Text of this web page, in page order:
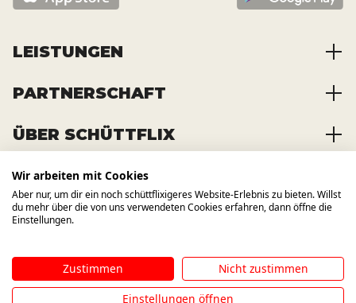
LEISTUNGEN
Baustoffe kaufen
Container mieten
Transporte bestellen
PARTNERSCHAFT
Zusammenarbeit
Registrierung
ÜBER SCHÜTTFLIX
Über das Unternehmen
Offene Stellen
News und Presse
WIR BAUEN AUCH AUF ANDERE
KANÄLE
Impressum Datenschutzbestimmung Hinweisgebersystem
Wir arbeiten mit Cookies
Aber nur, um dir ein noch schüttflixigeres Website-Erlebnis zu bieten. Willst
du mehr über die von uns verwendeten Cookies erfahren, dann öffne die
Einstellungen.
Zustimmen
Nicht zustimmen
Einstellungen öffnen